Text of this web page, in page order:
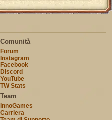
Comunità
Forum
Instagram
Facebook
Discord
YouTube
TW Stats
Team
InnoGames
Carriera